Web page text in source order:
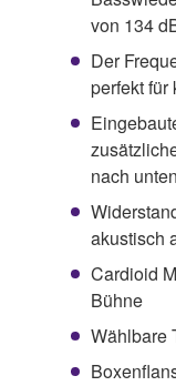
von 134
Der
perfekt
nach unten
akustisch
Cardioid
Bühne
Wählbare